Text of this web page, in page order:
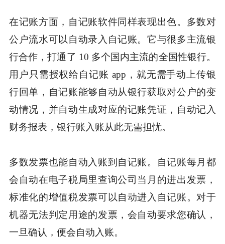
在记账方面，自记账软件同样表现出色。多数对
公户流水可以自动录入自记账。它与很多主流银
行合作，打通了 10 多个国内主流的全国性银行。
用户只需授权给自记账 app，就无需手动上传银
行回单，自记账能够自动从银行获取对公户的变
动情况，并自动生成对应的记账凭证，自动记入
财务报表，银行账入账从此无需担忧。
多数发票也能自动入账到自记账。自记账每月都
会自动在电子税局里查询公司当月的进出发票，
标准化的增值税发票可以自动进入自记账。对于
机器无法判定用途的发票，会自动要求您确认，
一旦确认，便会自动入账。